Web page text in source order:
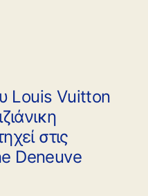
Louis Vuitton
στις
Deneuve